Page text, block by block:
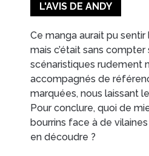
L'AVIS DE ANDY
Ce manga aurait pu sentir
mais c’était sans
scénaristiques rudement
accompagnés de
marquées, nous laissant
Pour conclure, quoi de
bourrins face à de
en découdre ?